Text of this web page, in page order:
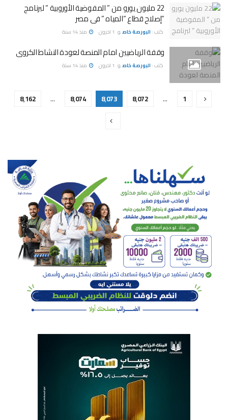
22 مليون يورو من ” المفوضية الأوروبية ” لبرنامج
“إصلاح قطاع “المياه ” فى مصر
كتب : البورصة خاصو 1 اخرون منذ 14 سنة
وقفة الرياضيين امام المنصة لعودة النشاط الكروى
كتب : البورصة خاصو 1 اخرون منذ 14 سنة
1
… 8٬072 8٬073 8٬074 … 8٬162